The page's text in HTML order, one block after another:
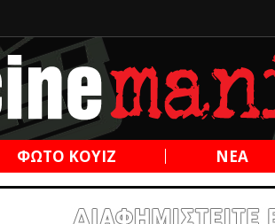
ΦΩΤΟ ΚΟΥΙΖ ΝΕΑ